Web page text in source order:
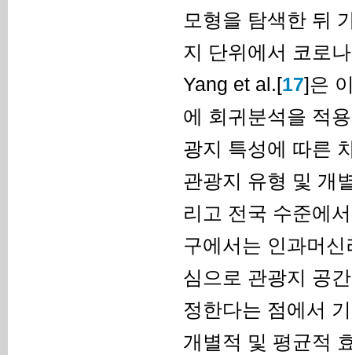
모형을 탐색한 뒤
지 단위에서 코로
Yang et al.[17]은
에 회귀분석을 적
광지 특성에 따른
관광지 유형 및 개
리고 전국 수준에
구에서는 인과머
심으로 관광지 공
정한다는 점에서
개별적 및 평균적